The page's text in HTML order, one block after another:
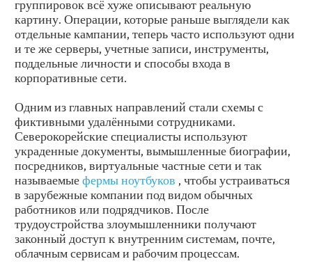
группировок всё хуже описывают реальную
картину. Операции, которые раньше выглядели как
отдельные кампании, теперь часто используют одни
и те же серверы, учетные записи, инструменты,
поддельные личности и способы входа в
корпоративные сети.
Одним из главных направлений стали схемы с
фиктивными удалёнными сотрудниками.
Северокорейские специалисты используют
украденные документы, вымышленные биографии,
посредников, виртуальные частные сети и так
называемыефермы ноутбуков , чтобы устраиваться
в зарубежные компании под видом обычных
работников или подрядчиков. После
трудоустройства злоумышленники получают
законный доступ к внутренним системам, почте,
облачным сервисам и рабочим процессам.